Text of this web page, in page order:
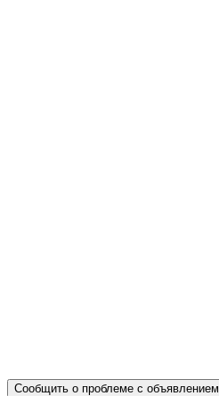
Сообщить о проблеме с объявлением